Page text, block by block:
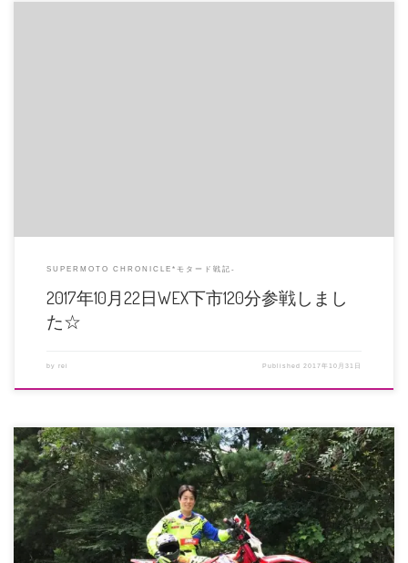
SUPERMOTO CHRONICLE*モタード戦記-
2017年10月22日WEX下市120分参戦しまし
た☆
by rei Published2017年10月31日
去る2017年8月13～14日、米国テネシー州で開催されたハードエンデューロレ
ース「TENNESSE […]